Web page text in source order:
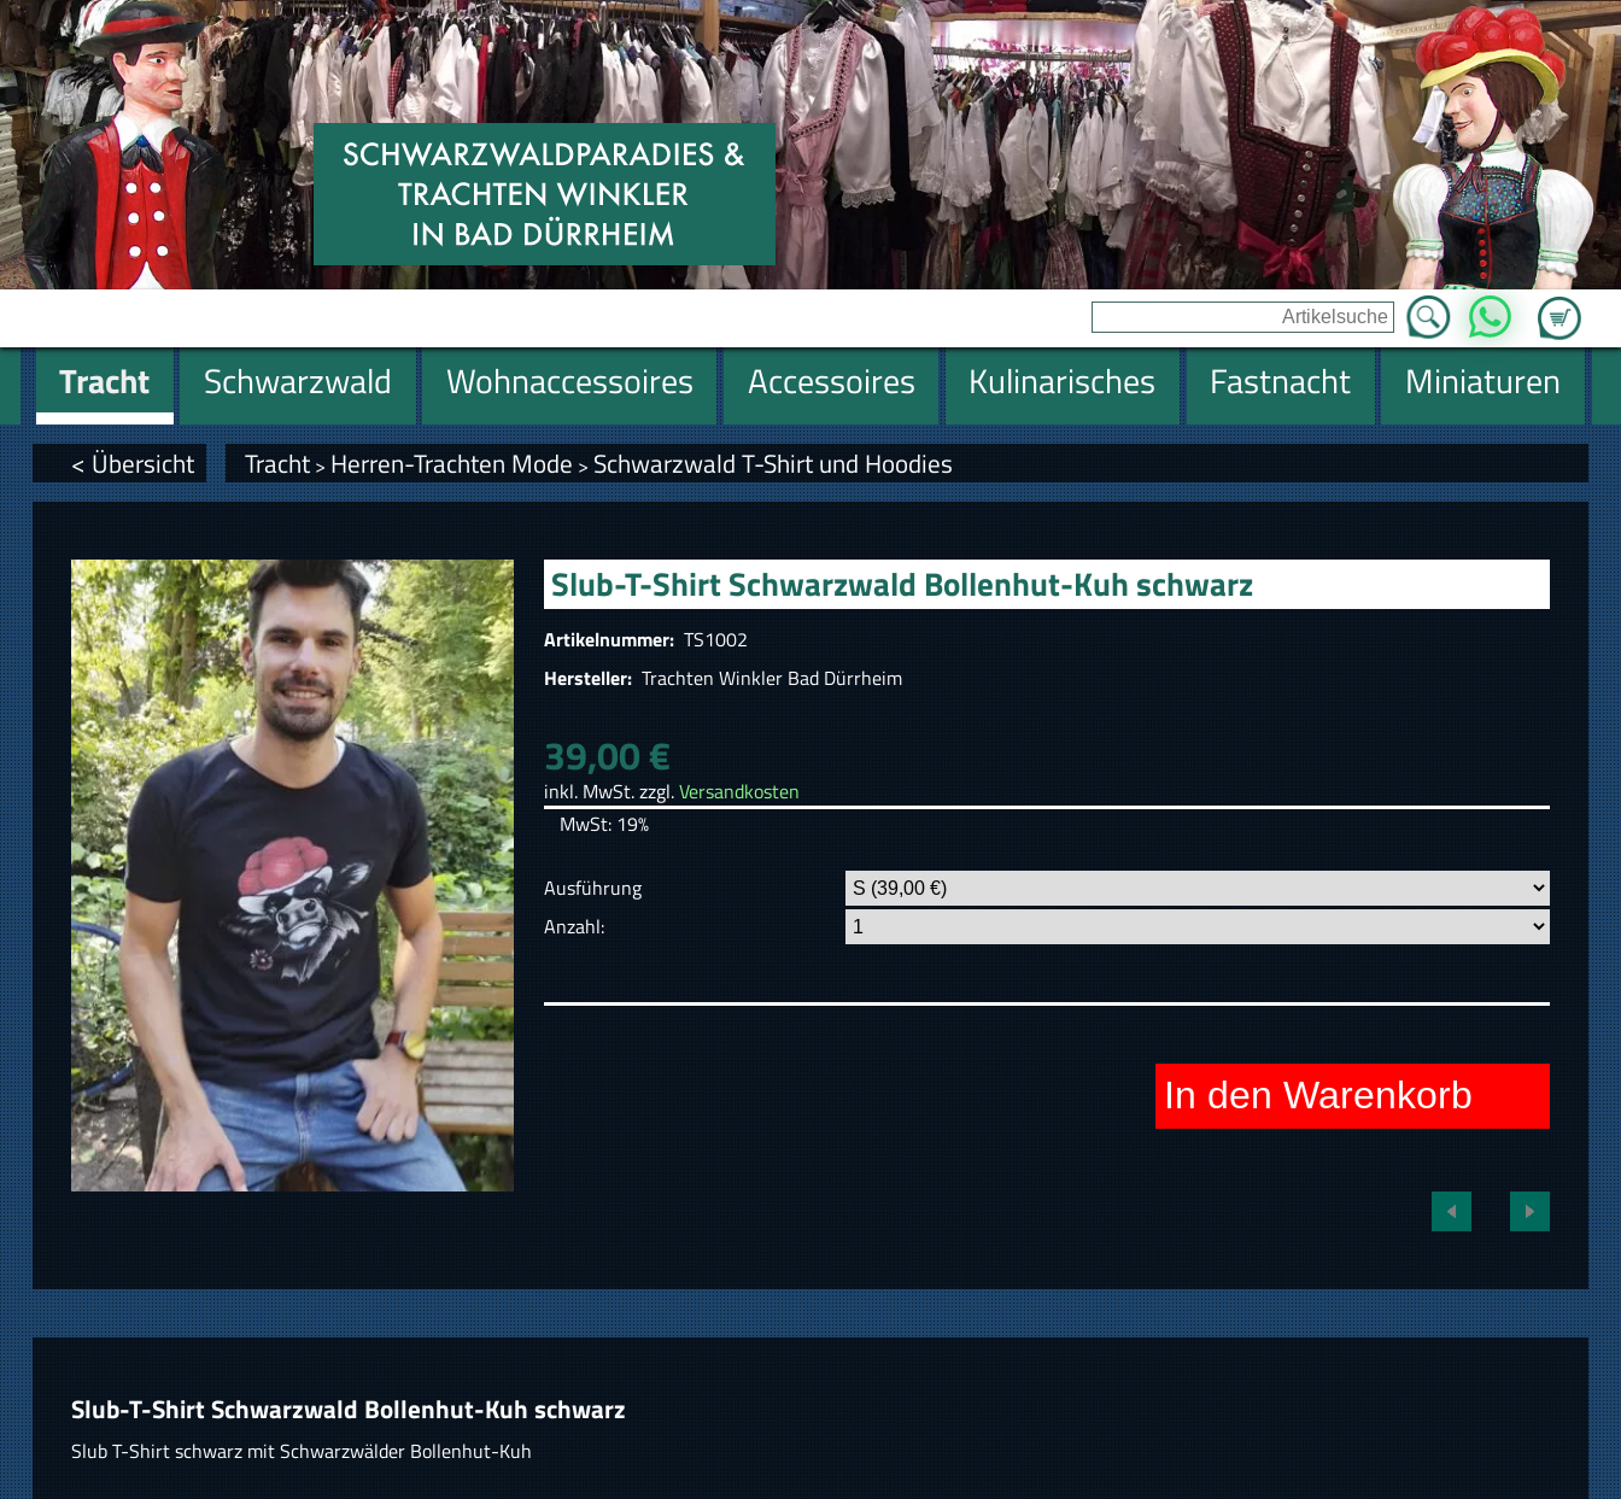
Zum
WhatsApp
Tracht Schwarzwald Wohnaccessoires Accessoires Kulinarisches Fastnacht
Miniaturen
Geschenke
< Übersicht Tracht> Herren-Trachten Mode > Schwarzwald T-Shirt und Hoodies
Slub-T-Shirt Schwarzwald Bollenhut-Kuh schwarz
Artikelnummer: TS1002
Hersteller: Trachten Winkler Bad Dürrheim
39,00 €
inkl. MwSt. zzgl.Versandkosten
MwSt: 19%
Ausführung
Anzahl:
In den Warenkorb
Slub-T-Shirt Schwarzwald Bollenhut-Kuh schwarz
Slub T-Shirt schwarz mit Schwarzwälder Bollenhut-Kuh